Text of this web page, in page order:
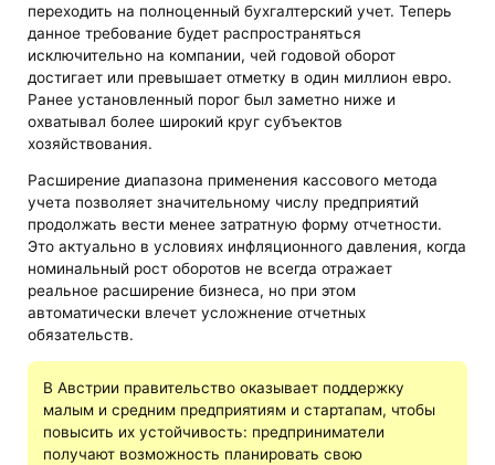
переходить на полноценный бухгалтерский учет. Теперь
данное требование будет распространяться
исключительно на компании, чей годовой оборот
достигает или превышает отметку в один миллион евро.
Ранее установленный порог был заметно ниже и
охватывал более широкий круг субъектов
хозяйствования.
Расширение диапазона применения кассового метода
учета позволяет значительному числу предприятий
продолжать вести менее затратную форму отчетности.
Это актуально в условиях инфляционного давления, когда
номинальный рост оборотов не всегда отражает
реальное расширение бизнеса, но при этом
автоматически влечет усложнение отчетных
обязательств.
В Австрии правительство оказывает поддержку
малым и средним предприятиям и стартапам, чтобы
повысить их устойчивость: предприниматели
получают возможность планировать свою